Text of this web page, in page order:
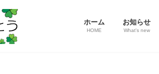
ホーム
HOME
お知らせ
What's new